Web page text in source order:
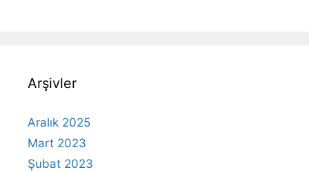
Arşivler
Aralık 2025
Mart 2023
Şubat 2023